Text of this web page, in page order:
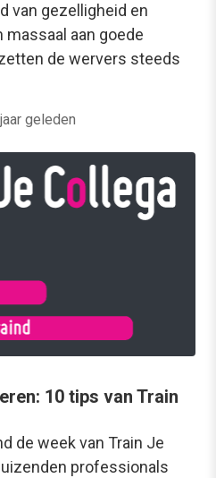
van gezelligheid en
massaal aan goede
de wervers steeds
geleden
10 tips van Train
de week van Train Je
professionals